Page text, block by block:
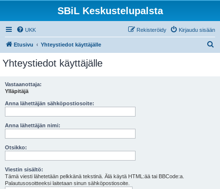
SBiL Keskustelupalsta
UKK Kirjaudu sisään
Rekisteröidy
Etusivu Yhteystiedot käyttäjälle
Yhteystiedot käyttäjälle
Vastaanottaja:
Ylläpitäjä
Anna lähettäjän sähköpostiosoite:
Anna lähettäjän nimi:
Otsikko:
Viestin sisältö:
Tämä viesti lähetetään pelkkänä tekstinä. Älä käytä HTML:ää tai BBCode:a.
Palautusosoitteeksi laitetaan sinun sähköpostiosoite.